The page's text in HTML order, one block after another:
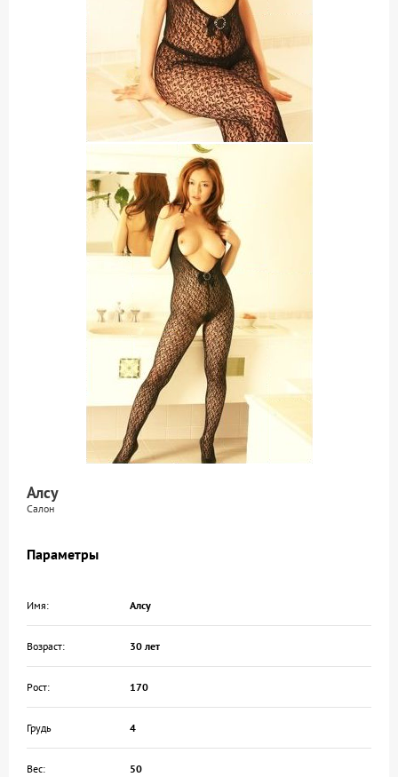
Алсу
Салон
Параметры
Имя: Алсу
Возраст: 30 лет
Рост: 170
Грудь 4
Вес: 50